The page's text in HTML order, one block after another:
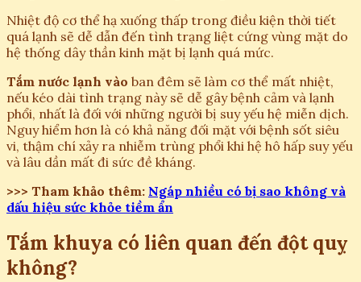
Nhiệt độ cơ thể hạ xuống thấp trong điều kiện thời tiết
quá lạnh sẽ dễ dẫn đến tình trạng liệt cứng vùng mặt do
hệ thống dây thần kinh mặt bị lạnh quá mức.
Tắm nước lạnh vào ban đêm sẽ làm cơ thể mất nhiệt,
nếu kéo dài tình trạng này sẽ dễ gây bệnh cảm và lạnh
phổi, nhất là đối với những người bị suy yếu hệ miễn dịch.
Nguy hiểm hơn là có khả năng đối mặt với bệnh sốt siêu
vi, thậm chí xảy ra nhiễm trùng phổi khi hệ hô hấp suy yếu
và lâu dần mất đi sức đề kháng.
>>> Tham khảo thêm: Ngáp nhiều có bị sao không và
dấu hiệu sức khỏe tiềm ẩn
Tắm khuya có liên quan đến đột quỵ
không?